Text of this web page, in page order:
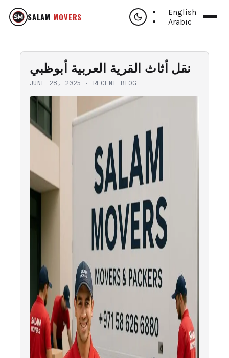
SALAM MOVERS
English
Arabic
نقل أثاث القرية العربية أبوظبي
JUNE 28, 2025 · RECENT BLOG